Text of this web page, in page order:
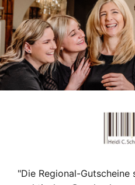
"Die Regional-Gutscheine